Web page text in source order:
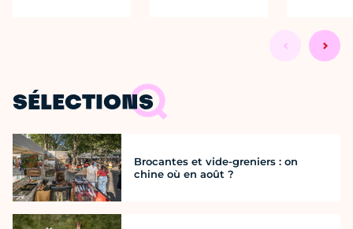
SÉLECTIONS
Brocantes et vide-greniers : on
chine où en août ?